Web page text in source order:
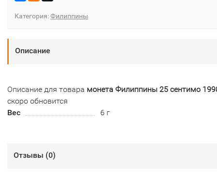
Категория:Филиппины
Описание
Описание для товара монета Филиппины 25 сентимо
скоро обновится
Вес
6 г
Отзывы (0)